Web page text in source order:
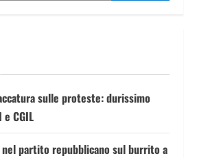
sulle proteste: durissimo
CGIL
nel partito repubblicano sul burrito a